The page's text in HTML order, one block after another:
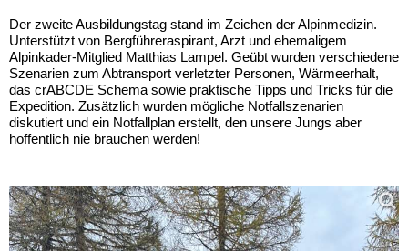
Der zweite Ausbildungstag stand im Zeichen der Alpinmedizin.
Unterstützt von Bergführeraspirant, Arzt und ehemaligem
Alpinkader-Mitglied Matthias Lampel. Geübt wurden verschiedene
Szenarien zum Abtransport verletzter Personen, Wärmeerhalt,
das crABCDE Schema sowie praktische Tipps und Tricks für die
Expedition. Zusätzlich wurden mögliche Notfallszenarien
diskutiert und ein Notfallplan erstellt, den unsere Jungs aber
hoffentlich nie brauchen werden!